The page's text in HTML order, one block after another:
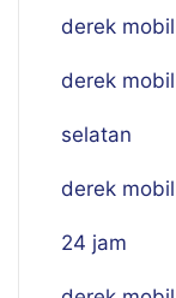
derek
derek
selatan
derek
24 jam